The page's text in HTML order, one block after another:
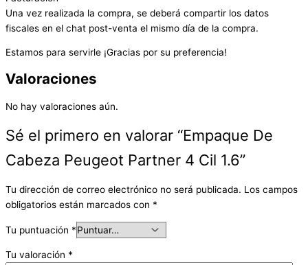
Una vez realizada la compra, se deberá compartir los datos
fiscales en el chat post-venta el mismo día de la compra.
Estamos para servirle ¡Gracias por su preferencia!
Valoraciones
No hay valoraciones aún.
Sé el primero en valorar “Empaque De
Cabeza Peugeot Partner 4 Cil 1.6”
Tu dirección de correo electrónico no será publicada. Los campos
obligatorios están marcados con *
Tu puntuación *
Tu valoración *